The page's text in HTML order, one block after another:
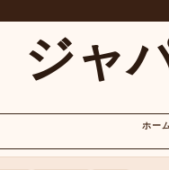
ジャ
ホーム